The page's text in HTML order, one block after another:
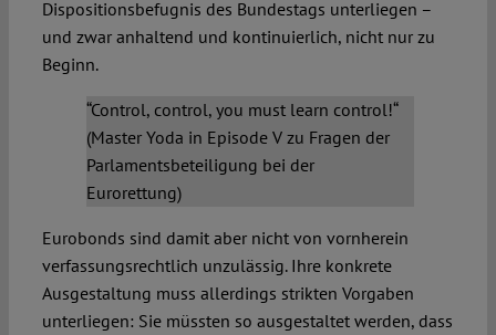
Dispositionsbefugnis des Bundestags unterliegen –
und zwar anhaltend und kontinuierlich, nicht nur zu
Beginn.
“Control, control, you must learn control!“
(Master Yoda in Episode V zu Fragen der
Parlamentsbeteiligung bei der
Eurorettung)
Eurobonds sind damit aber nicht von vornherein
verfassungsrechtlich unzulässig. Ihre konkrete
Ausgestaltung muss allerdings strikten Vorgaben
unterliegen: Sie müssten so ausgestaltet werden, dass